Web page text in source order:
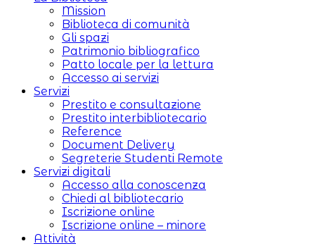
Mission
Biblioteca di comunità
Gli spazi
Patrimonio bibliografico
Patto locale per la lettura
Accesso ai servizi
Servizi
Prestito e consultazione
Prestito interbibliotecario
Reference
Document Delivery
Segreterie Studenti Remote
Servizi digitali
Accesso alla conoscenza
Chiedi al bibliotecario
Iscrizione online
Iscrizione online – minore
Attività